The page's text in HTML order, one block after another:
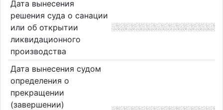
Дата вынесения
решения суда о санации
или об открытии
ликвидационного
производства
Дата вынесения судом
определения о
прекращении
(завершении)